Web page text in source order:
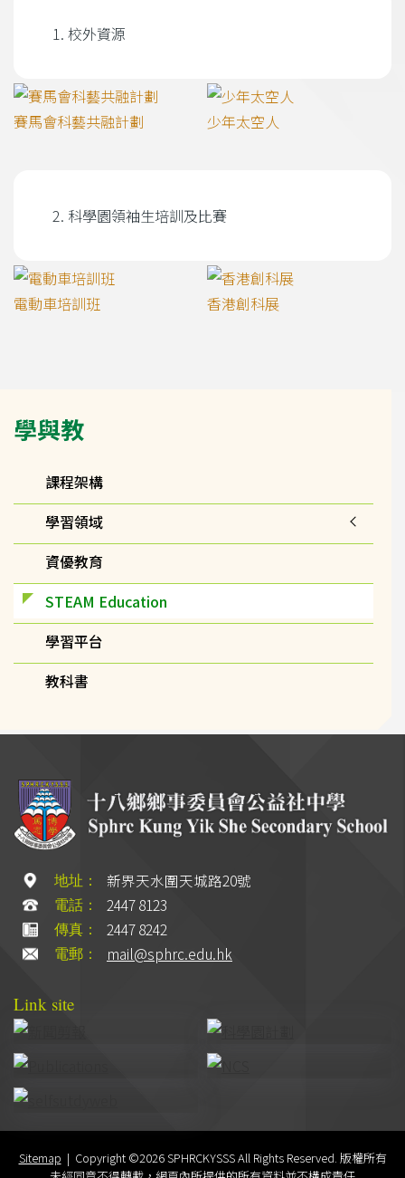
校外資源
賽馬會科藝共融計劃 少年太空人
科學園領袖生培訓及比賽
電動車培訓班 香港創科展
navigation
學與教
課程架構
學習領域
資優教育
STEAM Education
學習平台
教科書
地址： 新界天水圍天城路20號
電話： 2447 8123
傳真： 2447 8242
電郵： mail@sphrc.edu.hk
Link site
Sitemap | Copyright ©2026 SPHRCKYSSS All Rights Reserved. 版權所有